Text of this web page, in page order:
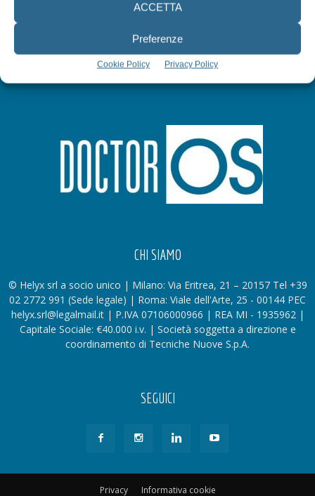
ACCETTA
Preferenze
Cookie Policy Privacy Policy
CHI SIAMO
© Helyx srl a socio unico | Milano: Via Eritrea, 21 – 20157 Tel +39
02 2772 991 (Sede legale) | Roma: Viale dell'Arte, 25 - 00144 PEC
helyx.srl@legalmail.it | P.IVA 07106000966 | REA MI - 1935962 |
Capitale Sociale: €40.000 i.v. | Società soggetta a direzione e
coordinamento di Tecniche Nuove S.p.A.
SEGUICI
Privacy Informativa cookie